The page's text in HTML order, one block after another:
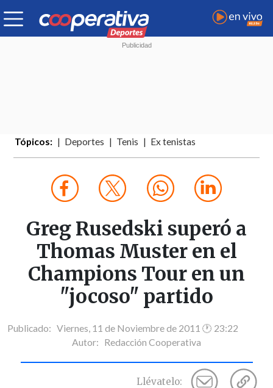
Tópicos: Deportes Tenis Ex tenistas
Greg Rusedski superó a
Thomas Muster en el
Champions Tour en un
"jocoso" partido
Publicado: Viernes, 11 de Noviembre de 2011 🕐 23:22
Autor: Redacción Cooperativa
Llévatelo: